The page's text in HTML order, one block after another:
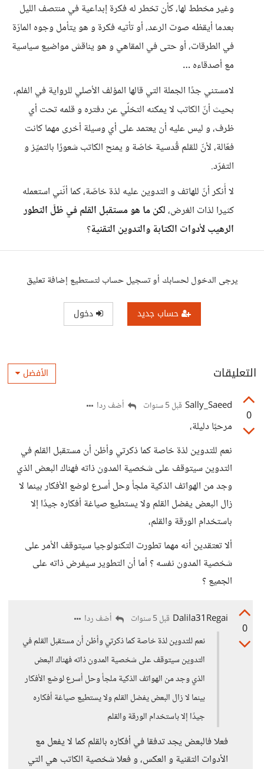
وغير مخطط لها، كأن تخطر له فكرة إبداعية في منتصف الليل
بعدما أيقظه صوت الرعد، أو تأتيه فكرة و هو يتأمل وجوه المارّة
في الطرقات، أو حتى في المقاهي و هو يناقش مواضيع سياسية
مع أصدقاءه …
لامستني جدًا الجملة التي قالها المؤلف الأصلي للرواية في الفلم،
بحيث أنّ الكاتب لا يمكنه التخلّي عن دفتره و قلمه تحت أي
ظرف، و ليس عليه أن يعتمد على أي وسيلة أخرى مهما كانت
فعّالة، لأنّ للقلم قُدسية خاصّة و يمنح الكاتب شعورًا بالتميّز و
التفرّد.
لا أُنكر أنّ للهاتف و التدوين عليه لذة خاصّة، كما أنّني استعمله
كثيرا لذات الغرض،لكن ما هو مستقبل القلم في ظلّ التطور
الرهيب لأدوات الكتابة والتدوين التقنية؟
يرجى الدخول لحسابك أو تسجيل حساب لتستطيع إضافة تعليق
حساب جديد دخول
التعليقات الأفضل
0
Sally_Saeed قبل 5 سنوات أضف ردا
مرحبًا دليلة،
نعم للتدوين لذة خاصة كما ذكرتي وأظن أن مستقبل القلم في
التدوين سيتوقف على شخصية المدون ذاته فهناك البعض الذي
وجد من الهواتف الذكية ملجأ وحل أسرع لوضع الأفكار بينما لا
زال البعض يفضل القلم ولا يستطيع صياغة أفكاره جيدًا إلا
باستخدام الورقة والقلم،
ألا تعتقدين أنه مهما تطورت التكنولوجيا سيتوقف الأمر على
شخصية المدون نفسه ؟ أما أن التطوير سيفرض ذاته على
الجميع ؟
0
Dalila31Regai قبل 5 سنوات
أضف ردا
نعم للتدوين لذة خاصة كما ذكرتي وأظن أن مستقبل القلم في
التدوين سيتوقف على شخصية المدون ذاته فهناك البعض
الذي وجد من الهواتف الذكية ملجأ وحل أسرع لوضع الأفكار
بينما لا زال البعض يفضل القلم ولا يستطيع صياغة أفكاره
جيدًا إلا باستخدام الورقة والقلم
فعلا فالبعض يجد تدفقا في أفكاره بالقلم كما لا يفعل مع
الأدوات التقنية و العكس، و فعلا شخصية الكاتب هي التي